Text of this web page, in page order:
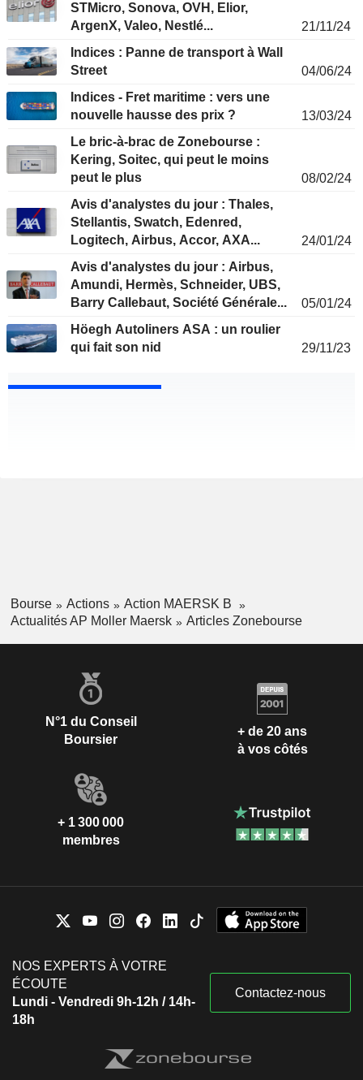
STMicro, Sonova, OVH, Elior,
ArgenX, Valeo, Nestlé...
21/11/24
Indices : Panne de transport à Wall
Street
04/06/24
Indices - Fret maritime : vers une
nouvelle hausse des prix ?
13/03/24
Le bric-à-brac de Zonebourse :
Kering, Soitec, qui peut le moins
peut le plus
08/02/24
Avis d'analystes du jour : Thales,
Stellantis, Swatch, Edenred,
Logitech, Airbus, Accor, AXA...
24/01/24
Avis d'analystes du jour : Airbus,
Amundi, Hermès, Schneider, UBS,
Barry Callebaut, Société Générale...
05/01/24
Höegh Autoliners ASA : un roulier
qui fait son nid
29/11/23
Bourse Actions
Action MAERSK B
Actualités AP Moller Maersk
Articles Zonebourse
N°1 du Conseil
Boursier
+ de 20 ans
à vos côtés
+ 1 300 000
membres
NOS EXPERTS À VOTRE
ÉCOUTE
Lundi - Vendredi 9h-12h / 14h-
18h
Contactez-nous